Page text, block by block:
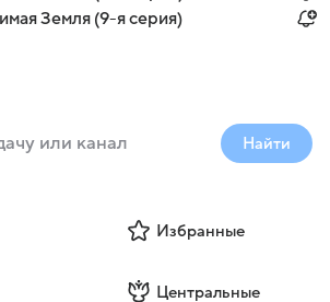
Земля (9-я серия)
Найти
Избранные
Центральные